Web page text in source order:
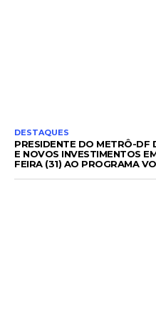
DESTAQUES
PRESIDENTE DO METRÔ-DF
E NOVOS INVESTIMENTOS
FEIRA (31) AO PROGRAMA